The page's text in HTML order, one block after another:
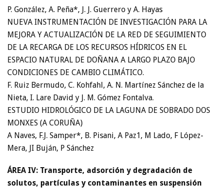
P. González, A. Peña*, J. J. Guerrero y A. Hayas
NUEVA INSTRUMENTACIÓN DE INVESTIGACIÓN PARA LA
MEJORA Y ACTUALIZACIÓN DE LA RED DE SEGUIMIENTO
DE LA RECARGA DE LOS RECURSOS HÍDRICOS EN EL
ESPACIO NATURAL DE DOÑANA A LARGO PLAZO BAJO
CONDICIONES DE CAMBIO CLIMÁTICO.
F. Ruiz Bermudo, C. Kohfahl, A. N. Martínez Sánchez de la
Nieta, I. Lare David y J. M. Gómez Fontalva.
ESTUDIO HIDROLÓGICO DE LA LAGUNA DE SOBRADO DOS
MONXES (A CORUÑA)
A Naves, F.J. Samper*, B. Pisani, A Paz1, M Lado, F López-
Mera, JI Buján, P Sánchez
ÁREA IV: Transporte, adsorción y degradación de
solutos, partículas y contaminantes en suspensión